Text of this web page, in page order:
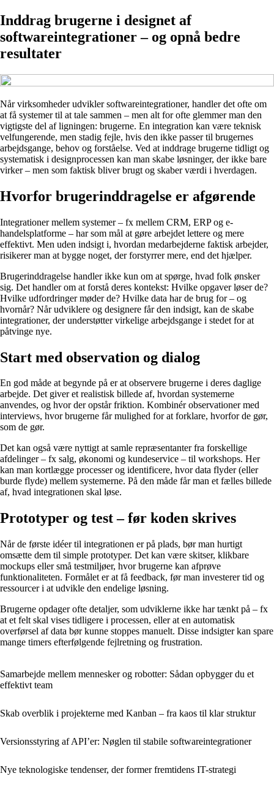
Inddrag brugerne i designet af
softwareintegrationer – og opnå bedre
resultater
Når virksomheder udvikler softwareintegrationer, handler det ofte om
at få systemer til at tale sammen – men alt for ofte glemmer man den
vigtigste del af ligningen: brugerne. En integration kan være teknisk
velfungerende, men stadig fejle, hvis den ikke passer til brugernes
arbejdsgange, behov og forståelse. Ved at inddrage brugerne tidligt og
systematisk i designprocessen kan man skabe løsninger, der ikke bare
virker – men som faktisk bliver brugt og skaber værdi i hverdagen.
Hvorfor brugerinddragelse er afgørende
Integrationer mellem systemer – fx mellem CRM, ERP og e-
handelsplatforme – har som mål at gøre arbejdet lettere og mere
effektivt. Men uden indsigt i, hvordan medarbejderne faktisk arbejder,
risikerer man at bygge noget, der forstyrrer mere, end det hjælper.
Brugerinddragelse handler ikke kun om at spørge, hvad folk ønsker
sig. Det handler om at forstå deres kontekst: Hvilke opgaver løser de?
Hvilke udfordringer møder de? Hvilke data har de brug for – og
hvornår? Når udviklere og designere får den indsigt, kan de skabe
integrationer, der understøtter virkelige arbejdsgange i stedet for at
påtvinge nye.
Start med observation og dialog
En god måde at begynde på er at observere brugerne i deres daglige
arbejde. Det giver et realistisk billede af, hvordan systemerne
anvendes, og hvor der opstår friktion. Kombinér observationer med
interviews, hvor brugerne får mulighed for at forklare, hvorfor de gør,
som de gør.
Det kan også være nyttigt at samle repræsentanter fra forskellige
afdelinger – fx salg, økonomi og kundeservice – til workshops. Her
kan man kortlægge processer og identificere, hvor data flyder (eller
burde flyde) mellem systemerne. På den måde får man et fælles billede
af, hvad integrationen skal løse.
Prototyper og test – før koden skrives
Når de første idéer til integrationen er på plads, bør man hurtigt
omsætte dem til simple prototyper. Det kan være skitser, klikbare
mockups eller små testmiljøer, hvor brugerne kan afprøve
funktionaliteten. Formålet er at få feedback, før man investerer tid og
ressourcer i at udvikle den endelige løsning.
Brugerne opdager ofte detaljer, som udviklerne ikke har tænkt på – fx
at et felt skal vises tidligere i processen, eller at en automatisk
overførsel af data bør kunne stoppes manuelt. Disse indsigter kan spare
mange timers efterfølgende fejlretning og frustration.
Samarbejde mellem mennesker og robotter: Sådan opbygger du et
effektivt team
Skab overblik i projekterne med Kanban – fra kaos til klar struktur
Versionsstyring af API’er: Nøglen til stabile softwareintegrationer
Nye teknologiske tendenser, der former fremtidens IT-strategi